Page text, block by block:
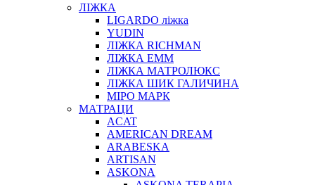
ЛІЖКА
LIGARDO ліжка
YUDIN
ЛІЖКА RICHMAN
ЛІЖКА ЕММ
ЛІЖКА МАТРОЛЮКС
ЛІЖКА ШИК ГАЛИЧИНА
МІРО МАРК
МАТРАЦИ
ACAT
AMERICAN DREAM
ARABESKA
ARTISAN
ASKONA